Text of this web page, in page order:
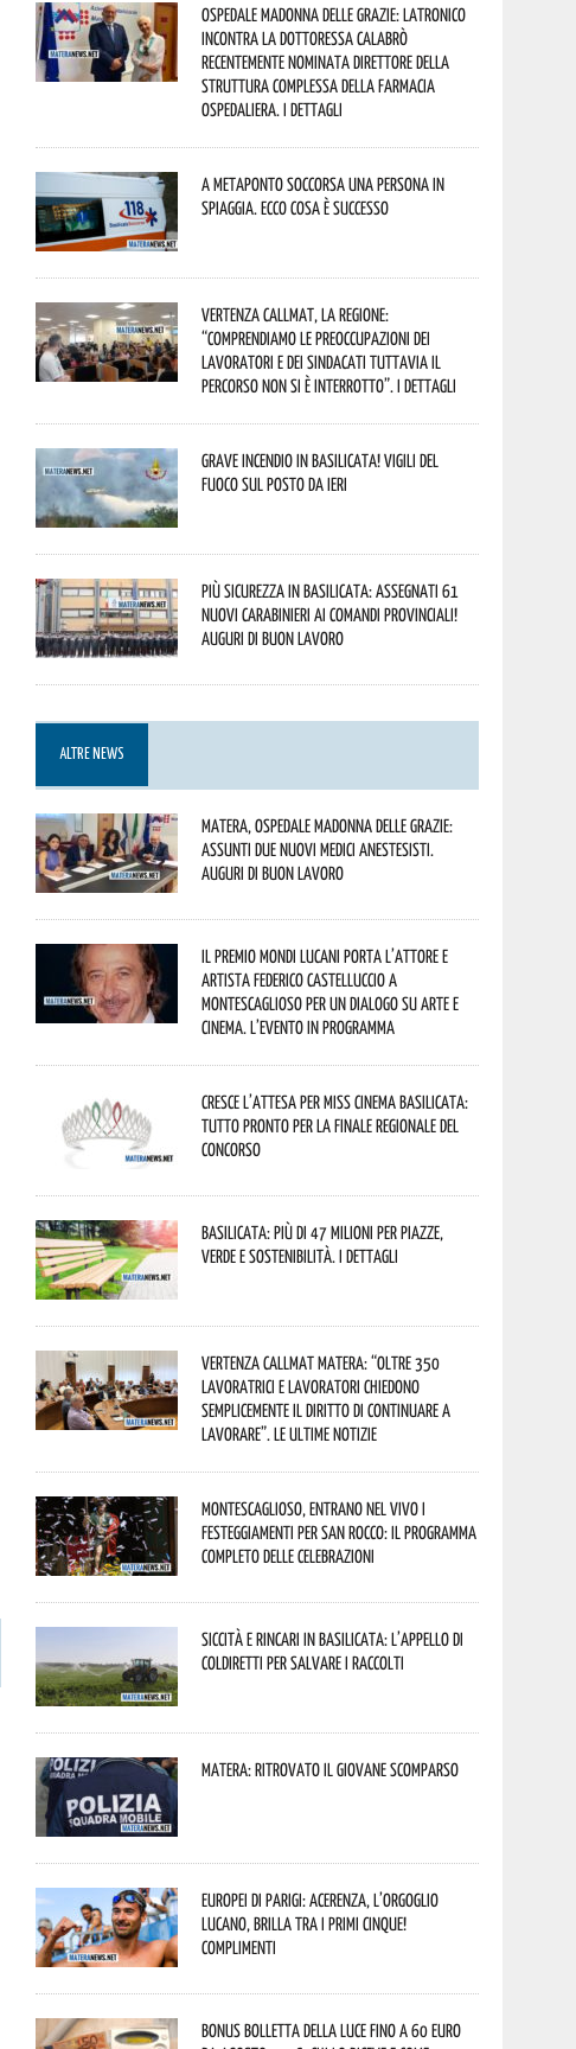
Ospedale Madonna delle Grazie: Latronico
incontra la dottoressa Calabrò
recentemente nominata Direttore della
Struttura Complessa della Farmacia
Ospedaliera. I dettagli
A Metaponto soccorsa una persona in
spiaggia. Ecco cosa è successo
Vertenza CallMat, la Regione:
“comprendiamo le preoccupazioni dei
lavoratori e dei sindacati tuttavia il
percorso non si è interrotto”. I dettagli
Grave incendio in Basilicata! Vigili del
fuoco sul posto da ieri
Più sicurezza in Basilicata: assegnati 61
nuovi Carabinieri ai Comandi provinciali!
Auguri di buon lavoro
ALTRE NEWS
Matera, Ospedale Madonna delle Grazie:
assunti due nuovi medici anestesisti.
Auguri di buon lavoro
Il Premio Mondi Lucani porta l’attore e
artista Federico Castelluccio a
Montescaglioso per un dialogo su arte e
cinema. L’evento in programma
Cresce l’attesa per Miss Cinema Basilicata:
tutto pronto per la finale regionale del
concorso
Basilicata: più di 47 milioni per piazze,
verde e sostenibilità. I dettagli
Vertenza CallMat Matera: “Oltre 350
lavoratrici e lavoratori chiedono
semplicemente il diritto di continuare a
lavorare”. Le ultime notizie
Montescaglioso, entrano nel vivo i
festeggiamenti per San Rocco: il programma
completo delle celebrazioni
Siccità e rincari in Basilicata: l’appello di
Coldiretti per salvare i raccolti
Matera: ritrovato il giovane scomparso
Europei di Parigi: Acerenza, l’orgoglio
lucano, brilla tra i primi cinque!
Complimenti
Bonus bolletta della luce fino a 60 euro